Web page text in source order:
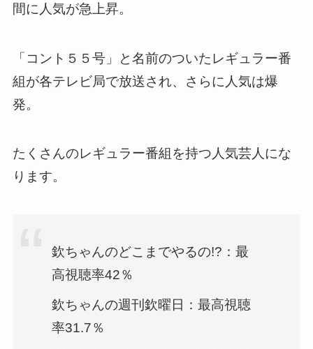
間に人気が急上昇。
「コント５５号」と名前のついたレギュラー番
組が各テレビ局で放送され、さらに人気は爆
発。
たくさんのレギュラー番組を持つ人気芸人にな
ります。
欽ちゃんのどこまでやるの!?：最
高視聴率42％
欽ちゃんの週刊欽曜日：最高視聴
率31.7％